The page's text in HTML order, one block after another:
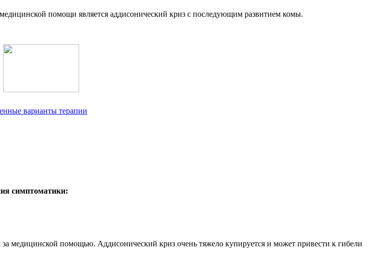
помощи является аддисонический криз с последующим развитием комы.
варианты терапии
симптоматики:
медицинской помощью. Аддисонический криз очень тяжело купируется и может привести к гибели